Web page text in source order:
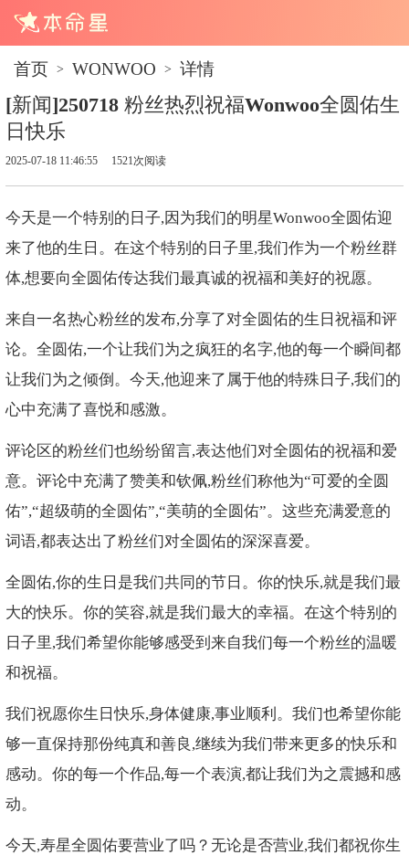
首页 > WONWOO > 详情
[新闻]250718 粉丝热烈祝福Wonwoo全圆佑生
日快乐
2025-07-18 11:46:55 1521次阅读
今天是一个特别的日子,因为我们的明星Wonwoo全圆佑迎
来了他的生日。在这个特别的日子里,我们作为一个粉丝群
体,想要向全圆佑传达我们最真诚的祝福和美好的祝愿。
来自一名热心粉丝的发布,分享了对全圆佑的生日祝福和评
论。全圆佑,一个让我们为之疯狂的名字,他的每一个瞬间都
让我们为之倾倒。今天,他迎来了属于他的特殊日子,我们的
心中充满了喜悦和感激。
评论区的粉丝们也纷纷留言,表达他们对全圆佑的祝福和爱
意。评论中充满了赞美和钦佩,粉丝们称他为“可爱的全圆
佑”,“超级萌的全圆佑”,“美萌的全圆佑”。这些充满爱意的
词语,都表达出了粉丝们对全圆佑的深深喜爱。
全圆佑,你的生日是我们共同的节日。你的快乐,就是我们最
大的快乐。你的笑容,就是我们最大的幸福。在这个特别的
日子里,我们希望你能够感受到来自我们每一个粉丝的温暖
和祝福。
我们祝愿你生日快乐,身体健康,事业顺利。我们也希望你能
够一直保持那份纯真和善良,继续为我们带来更多的快乐和
感动。你的每一个作品,每一个表演,都让我们为之震撼和感
动。
今天,寿星全圆佑要营业了吗？无论是否营业,我们都祝你生